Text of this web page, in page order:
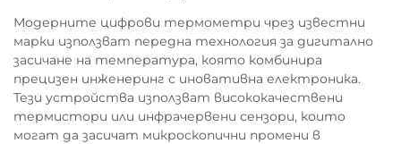
Модерните цифрови термометри чрез известни
марки използват передна технология за дигитално
засичане на температура, която комбинира
прецизен инженеринг с иновативна електроника.
Тези устройства използват висококачествени
термистори или инфрачервени сензори, които
могат да засичат микроскопични промени в